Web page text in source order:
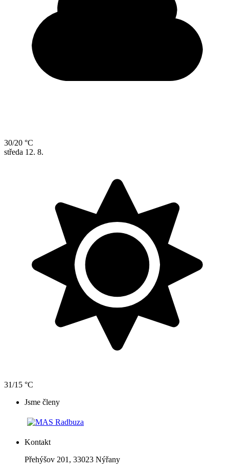
30/20 °C
středa 12. 8.
31/15 °C
Jsme členy
Kontakt
Přehýšov 201, 33023 Nýřany